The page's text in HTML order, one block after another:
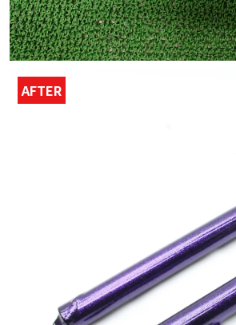
AFTER